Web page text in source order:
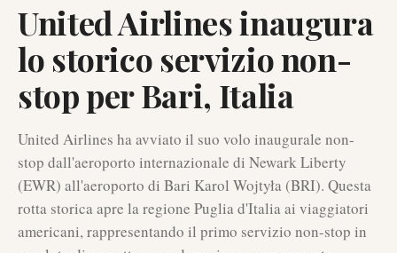
United Airlines inaugura
lo storico servizio non-
stop per Bari, Italia
United Airlines ha avviato il suo volo inaugurale non-
stop dall'aeroporto internazionale di Newark Liberty
(EWR) all'aeroporto di Bari Karol Wojtyła (BRI). Questa
rotta storica apre la regione Puglia d'Italia ai viaggiatori
americani, rappresentando il primo servizio non-stop in